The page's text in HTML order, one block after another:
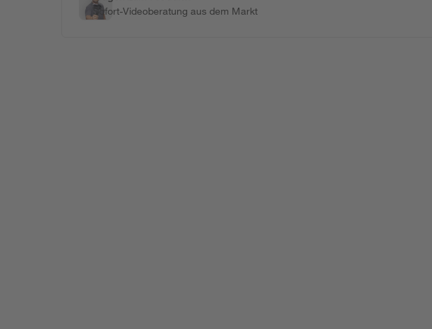
Sofort-Videoberatung aus dem Markt